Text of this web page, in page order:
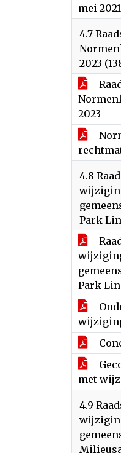
mei 2021
4.7
2023
2023
4.8
Park
Park
met
4.9